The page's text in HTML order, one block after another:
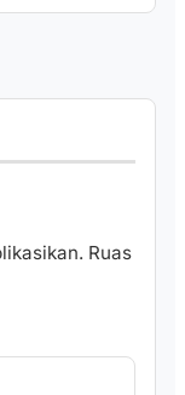
Ruas